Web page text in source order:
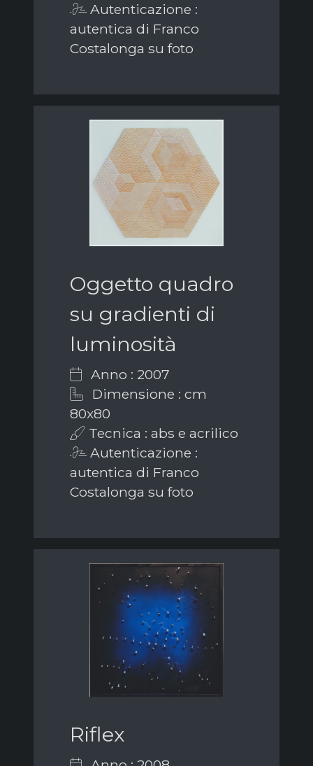
Autenticazione :
autentica di Franco
Costalonga su foto
Oggetto quadro
su gradienti di
luminosità
Anno : 2007
Dimensione : cm
80x80
Tecnica : abs e acrilico
Autenticazione :
autentica di Franco
Costalonga su foto
Riflex